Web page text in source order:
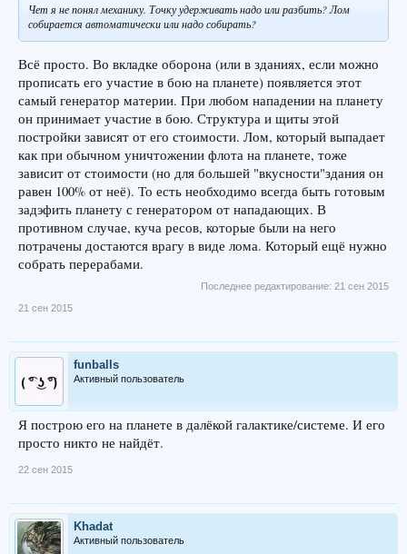
Чет я не понял механику. Точку удерживать надо или разбить? Лом
собирается автоматически или надо собирать?
Всё просто. Во вкладке оборона (или в зданиях, если можно
прописать его участие в бою на планете) появляется этот
самый генератор материи. При любом нападении на планету
он принимает участие в бою. Структура и щиты этой
постройки зависят от его стоимости. Лом, который выпадает
как при обычном уничтожении флота на планете, тоже
зависит от стоимости (но для большей "вкусности"здания он
равен 100% от неё). То есть необходимо всегда быть готовым
задэфить планету с генератором от нападающих. В
противном случае, куча ресов, которые были на него
потрачены достаются врагу в виде лома. Который ещё нужно
собрать перерабами.
Последнее редактирование: 21 сен 2015
21 сен 2015
funballs
Активный пользователь
Я построю его на планете в далёкой галактике/системе. И его
просто никто не найдёт.
22 сен 2015
Khadat
Активный пользователь